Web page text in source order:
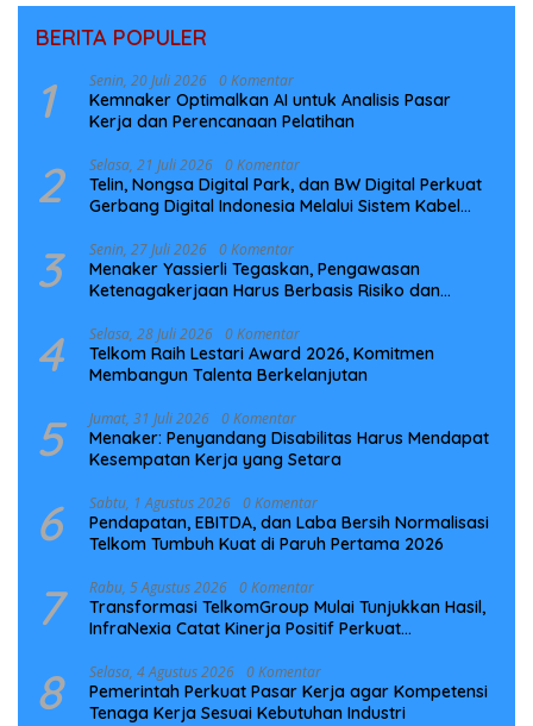
BERITA POPULER
1 Senin, 20 Juli 2026 0 Komentar
Kemnaker Optimalkan AI untuk Analisis Pasar
Kerja dan Perencanaan Pelatihan
2 Selasa, 21 Juli 2026 0 Komentar
Telin, Nongsa Digital Park, dan BW Digital Perkuat
Gerbang Digital Indonesia Melalui Sistem Kabel
3 Senin, 27 Juli 2026 0 Komentar
Menaker Yassierli Tegaskan, Pengawasan
Ketenagakerjaan Harus Berbasis Risiko dan
4 Selasa, 28 Juli 2026 0 Komentar
Telkom Raih Lestari Award 2026, Komitmen
Membangun Talenta Berkelanjutan
5 Jumat, 31 Juli 2026 0 Komentar
Menaker: Penyandang Disabilitas Harus Mendapat
Kesempatan Kerja yang Setara
6 Sabtu, 1 Agustus 2026 0 Komentar
Pendapatan, EBITDA, dan Laba Bersih Normalisasi
Telkom Tumbuh Kuat di Paruh Pertama 2026
7 Rabu, 5 Agustus 2026 0 Komentar
Transformasi TelkomGroup Mulai Tunjukkan Hasil,
InfraNexia Catat Kinerja Positif Perkuat
8 Selasa, 4 Agustus 2026 0 Komentar
Pemerintah Perkuat Pasar Kerja agar Kompetensi
Tenaga Kerja Sesuai Kebutuhan Industri